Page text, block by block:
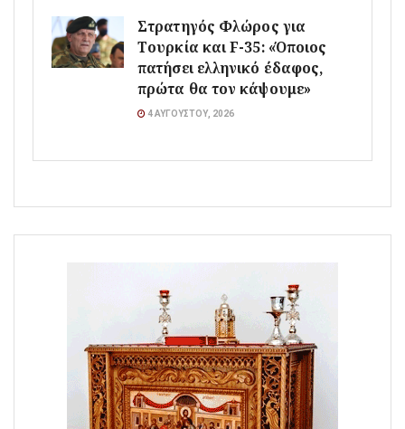
Στρατηγός Φλώρος για
Τουρκία και F-35: «Όποιος
πατήσει ελληνικό έδαφος,
πρώτα θα τον κάψουμε»
4 ΑΥΓΟΎΣΤΟΥ, 2026